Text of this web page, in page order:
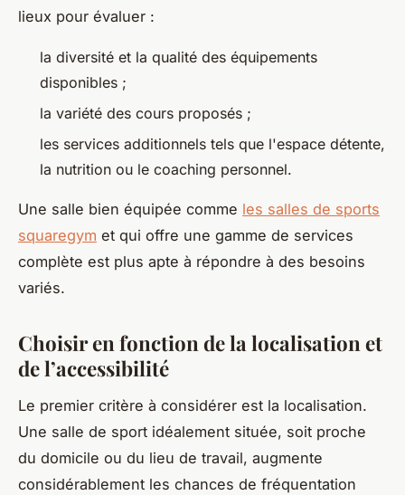
lieux pour évaluer :
la diversité et la qualité des équipements
disponibles ;
la variété des cours proposés ;
les services additionnels tels que l'espace détente,
la nutrition ou le coaching personnel.
Une salle bien équipée comme les salles de sports
squaregym et qui offre une gamme de services
complète est plus apte à répondre à des besoins
variés.
Choisir en fonction de la localisation et
de l’accessibilité
Le premier critère à considérer est la localisation.
Une salle de sport idéalement située, soit proche
du domicile ou du lieu de travail, augmente
considérablement les chances de fréquentation